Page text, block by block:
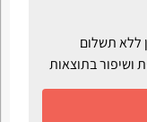
רונן ללא תשלום
ושיפור בתוצאות